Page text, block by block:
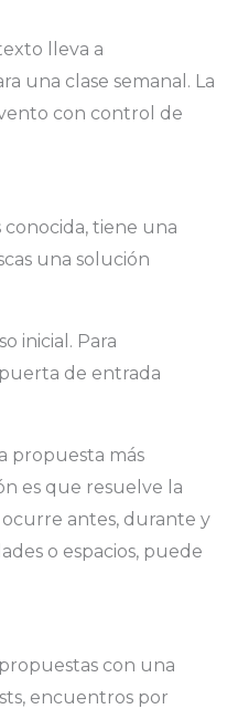
lleva a
una clase semanal. La
con control de
tiene una
una solución
inicial. Para
de entrada
propuesta más
es que resuelve la
antes, durante y
o espacios, puede
con una
encuentros por